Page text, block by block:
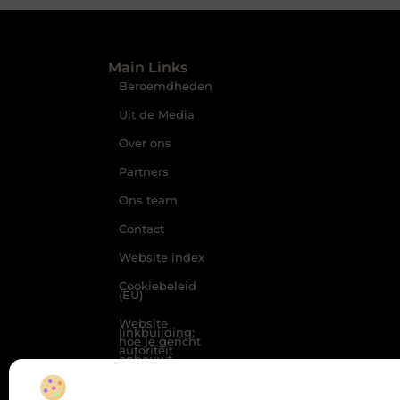
Main Links
Beroemdheden
Uit de Media
Over ons
Partners
Ons team
Contact
Website index
Cookiebeleid
(EU)
Website
linkbuilding:
hoe je gericht
autoriteit
opbouwt